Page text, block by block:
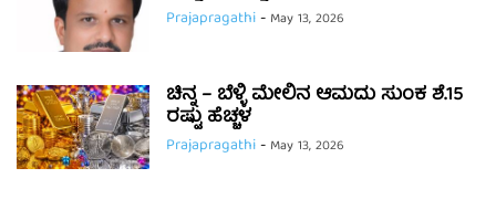
Prajapragathi- May 13, 2026
ಚಿನ್ನ – ಬೆಳ್ಳಿ ಮೇಲಿನ ಆಮದು ಸುಂಕ ಶೆ.15
ರಷ್ಟು ಹೆಚ್ಚಳ
Prajapragathi- May 13, 2026